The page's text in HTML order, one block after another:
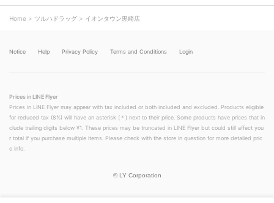
o
w
Home ツルハドラッグ イオンタウン黒崎店
Notice Help Privacy Policy Terms and Conditions Login
Prices in LINE Flyer
Prices in LINE Flyer may appear with tax included or both included and excluded. Products eligible
for reduced tax (8%) will have an asterisk (＊) next to their price. Some products have prices that in
clude trailing digits below ¥1. These prices may be truncated in LINE Flyer but could still affect you
r total if you purchase multiple items. Please check with the store in question for more detailed pric
e info.
© LY Corporation